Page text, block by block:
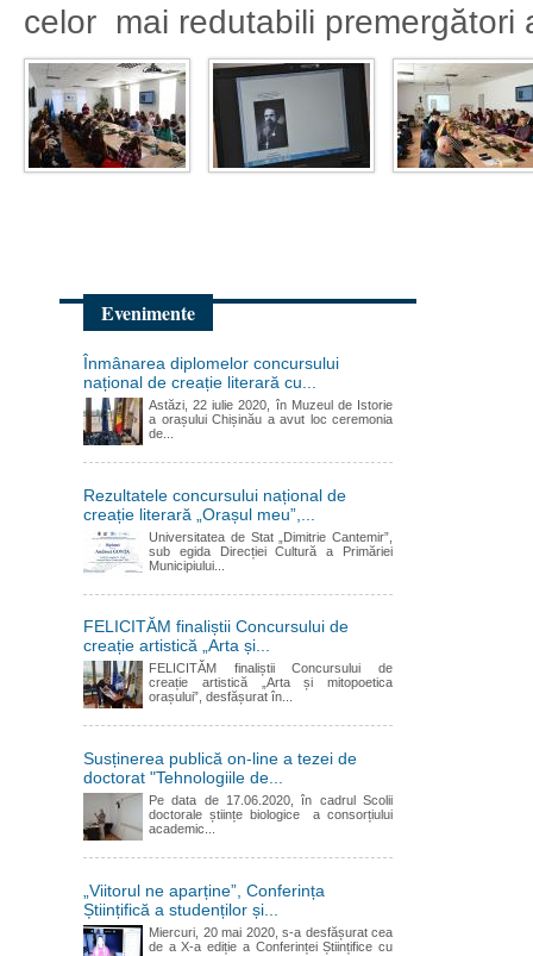
celor mai redutabili premergători
Evenimente
Înmânarea diplomelor concursului
național de creație literară cu...
Astăzi, 22 iulie 2020, în Muzeul de Istorie
a orașului Chișinău a avut loc ceremonia
de...
Rezultatele concursului național de
creație literară „Orașul meu”,...
Universitatea de Stat „Dimitrie Cantemir”,
sub egida Direcției Cultură a Primăriei
Municipiului...
FELICITĂM finaliștii Concursului de
creație artistică „Arta și...
FELICITĂM finaliștii Concursului de
creație artistică „Arta și mitopoetica
orașului”, desfășurat în...
Susținerea publică on-line a tezei de
doctorat "Tehnologiile de...
Pe data de 17.06.2020, în cadrul Scolii
doctorale științe biologice a consorțiului
academic...
„Viitorul ne aparține”, Conferința
Științifică a studenților și...
Miercuri, 20 mai 2020, s-a desfășurat cea
de a X-a ediție a Conferinței Științifice cu